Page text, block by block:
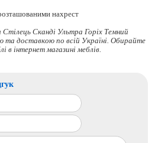
нахрест
Сканді Ультра Горіх Темний
та доставкою по всій Україні. Обирайте
в інтернет магазині меблів.